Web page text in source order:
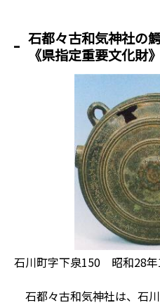
石都々古和気神社の
《県指定重要文化財》
石川町字下泉150 昭和28年
石都々古和気神社は、石